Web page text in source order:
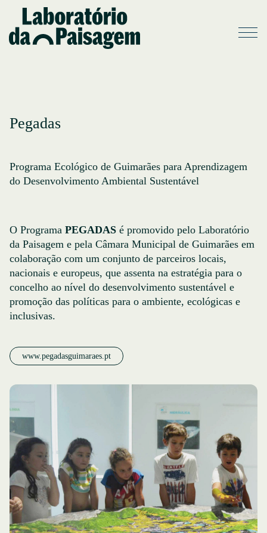
Pegadas
Programa Ecológico de Guimarães para Aprendizagem
do Desenvolvimento Ambiental Sustentável
O Programa PEGADAS é promovido pelo Laboratório
da Paisagem e pela Câmara Municipal de Guimarães em
colaboração com um conjunto de parceiros locais,
nacionais e europeus, que assenta na estratégia para o
concelho ao nível do desenvolvimento sustentável e
promoção das políticas para o ambiente, ecológicas e
inclusivas.
www.pegadasguimaraes.pt